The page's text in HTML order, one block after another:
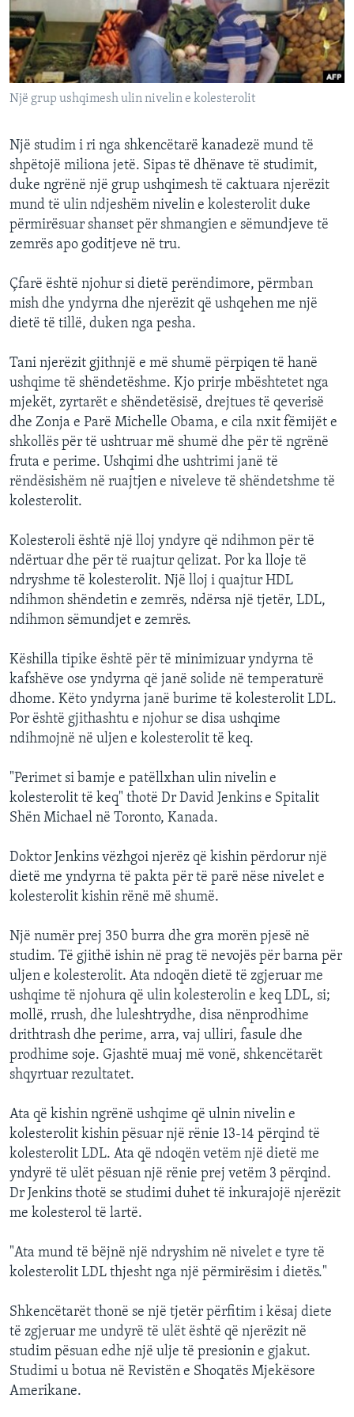
INTERVISTA
DITARI
Një grup ushqimesh ulin nivelin e kolesterolit
Një studim i ri nga shkencëtarë kanadezë mund të
shpëtojë miliona jetë. Sipas të dhënave të studimit,
duke ngrënë një grup ushqimesh të caktuara njerëzit
mund të ulin ndjeshëm nivelin e kolesterolit duke
përmirësuar shanset për shmangien e sëmundjeve të
zemrës apo goditjeve në tru.
Çfarë është njohur si dietë perëndimore, përmban
mish dhe yndyrna dhe njerëzit që ushqehen me një
dietë të tillë, duken nga pesha.
Tani njerëzit gjithnjë e më shumë përpiqen të hanë
ushqime të shëndetëshme. Kjo prirje mbështetet nga
mjekët, zyrtarët e shëndetësisë, drejtues të qeverisë
dhe Zonja e Parë Michelle Obama, e cila nxit fëmijët e
shkollës për të ushtruar më shumë dhe për të ngrënë
fruta e perime. Ushqimi dhe ushtrimi janë të
rëndësishëm në ruajtjen e niveleve të shëndetshme të
kolesterolit.
Kolesteroli është një lloj yndyre që ndihmon për të
ndërtuar dhe për të ruajtur qelizat. Por ka lloje të
ndryshme të kolesterolit. Një lloj i quajtur HDL
ndihmon shëndetin e zemrës, ndërsa një tjetër, LDL,
ndihmon sëmundjet e zemrës.
Këshilla tipike është për të minimizuar yndyrna të
kafshëve ose yndyrna që janë solide në temperaturë
dhome. Këto yndyrna janë burime të kolesterolit LDL.
Por është gjithashtu e njohur se disa ushqime
ndihmojnë në uljen e kolesterolit të keq.
"Perimet si bamje e patëllxhan ulin nivelin e
kolesterolit të keq" thotë Dr David Jenkins e Spitalit
Shën Michael në Toronto, Kanada.
Doktor Jenkins vëzhgoi njerëz që kishin përdorur një
dietë me yndyrna të pakta për të parë nëse nivelet e
kolesterolit kishin rënë më shumë.
Një numër prej 350 burra dhe gra morën pjesë në
studim. Të gjithë ishin në prag të nevojës për barna për
uljen e kolesterolit. Ata ndoqën dietë të zgjeruar me
ushqime të njohura që ulin kolesterolin e keq LDL, si;
mollë, rrush, dhe luleshtrydhe, disa nënprodhime
drithtrash dhe perime, arra, vaj ulliri, fasule dhe
prodhime soje. Gjashtë muaj më vonë, shkencëtarët
shqyrtuar rezultatet.
Ata që kishin ngrënë ushqime që ulnin nivelin e
kolesterolit kishin pësuar një rënie 13-14 përqind të
kolesterolit LDL. Ata që ndoqën vetëm një dietë me
yndyrë të ulët pësuan një rënie prej vetëm 3 përqind.
Dr Jenkins thotë se studimi duhet të inkurajojë njerëzit
me kolesterol të lartë.
"Ata mund të bëjnë një ndryshim në nivelet e tyre të
kolesterolit LDL thjesht nga një përmirësim i dietës."
Shkencëtarët thonë se një tjetër përfitim i kësaj diete
të zgjeruar me undyrë të ulët është që njerëzit në
studim pësuan edhe një ulje të presionin e gjakut.
Studimi u botua në Revistën e Shoqatës Mjekësore
Amerikane.